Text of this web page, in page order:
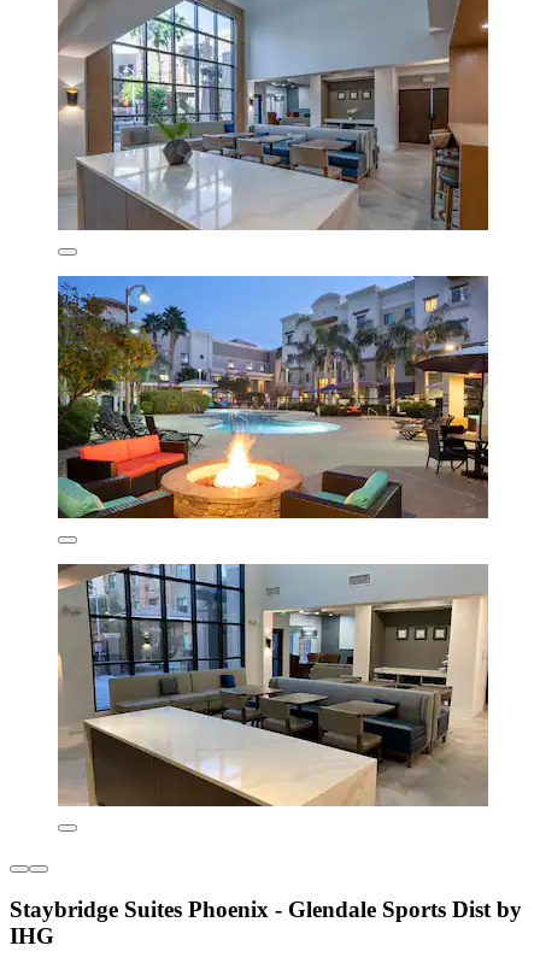
Staybridge Suites Phoenix - Glendale Sports Dist by
IHG